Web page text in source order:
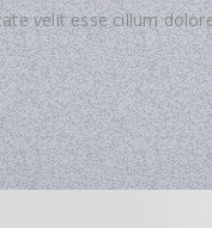
velit esse cillum